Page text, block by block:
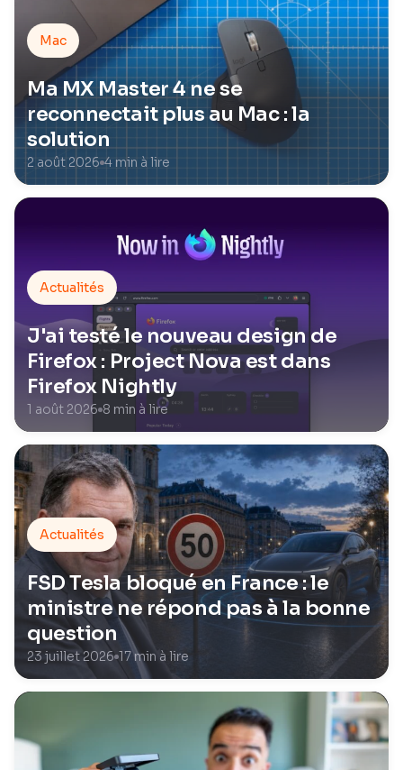
Mac
Ma MX Master 4 ne se
reconnectait plus au Mac : la
solution
2 août 2026 4 min à lire
Actualités
J'ai testé le nouveau design de
Firefox : Project Nova est dans
Firefox Nightly
1 août 2026 8 min à lire
Actualités
FSD Tesla bloqué en France : le
ministre ne répond pas à la bonne
question
23 juillet 2026 17 min à lire